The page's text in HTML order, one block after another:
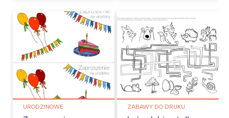
URODZINOWE ZABAWY DO DRUKU